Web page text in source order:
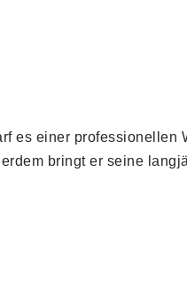
es einer professionellen
bringt er seine